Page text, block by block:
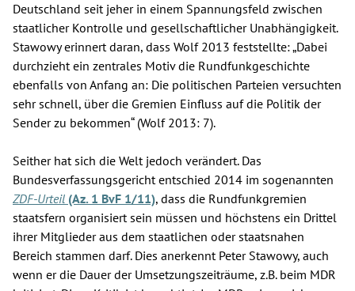
Deutschland seit jeher in einem Spannungsfeld zwischen
staatlicher Kontrolle und gesellschaftlicher Unabhängigkeit.
Stawowy erinnert daran, dass Wolf 2013 feststellte: „Dabei
durchzieht ein zentrales Motiv die Rundfunkgeschichte
ebenfalls von Anfang an: Die politischen Parteien versuchten
sehr schnell, über die Gremien Einfluss auf die Politik der
Sender zu bekommen“ (Wolf 2013: 7).
Seither hat sich die Welt jedoch verändert. Das
Bundesverfassungsgericht entschied 2014 im sogenannten
ZDF-Urteil (Az. 1 BvF 1/11), dass die Rundfunkgremien
staatsfern organisiert sein müssen und höchstens ein Drittel
ihrer Mitglieder aus dem staatlichen oder staatsnahen
Bereich stammen darf. Dies anerkennt Peter Stawowy, auch
wenn er die Dauer der Umsetzungszeiträume, z.B. beim MDR